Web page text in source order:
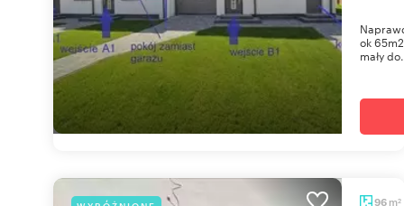
ok
mały
96 m2